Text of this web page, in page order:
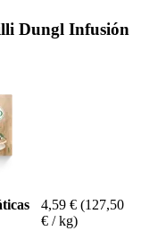
Dungl Infusión
4,59 € (127,50
€ / kg)